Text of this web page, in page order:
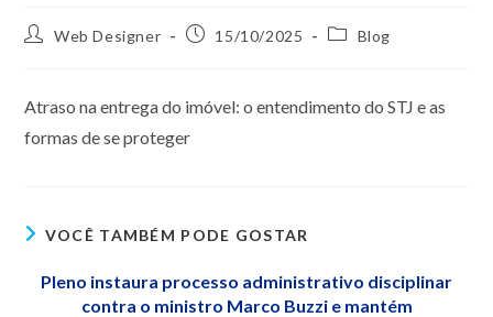
Web Designer 15/10/2025 Blog
Atraso na entrega do imóvel: o entendimento do STJ e as
formas de se proteger
VOCÊ TAMBÉM PODE GOSTAR
Pleno instaura processo administrativo disciplinar
contra o ministro Marco Buzzi e mantém